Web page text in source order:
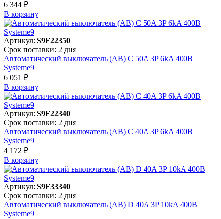
6 344 ₽
В корзинy
Артикул: S9F22350
Срок поставки: 2 дня
Автоматический выключатель (АВ) C 50A 3P 6kA 400В
Systeme9
6 051 ₽
В корзинy
Артикул: S9F22340
Срок поставки: 2 дня
Автоматический выключатель (АВ) C 40A 3P 6kA 400В
Systeme9
4 172 ₽
В корзинy
Артикул: S9F33340
Срок поставки: 2 дня
Автоматический выключатель (АВ) D 40A 3P 10kA 400В
Systeme9